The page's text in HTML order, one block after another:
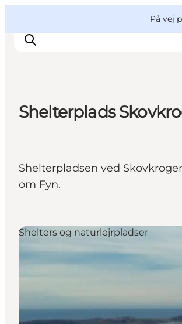
På vej
Mad og drikke
Overnatning
Book lokale oplevelser
Shelterplads
Shelterpladsen ved
om Fyn.
Shelters og naturlejrpladser